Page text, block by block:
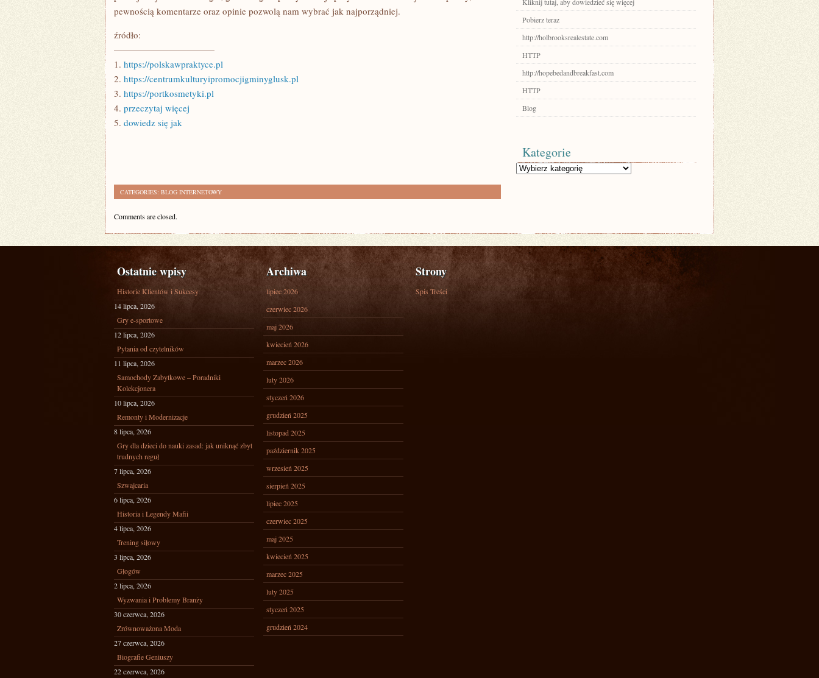
pewnością komentarze oraz opinie pozwolą nam wybrać jak najporządniej.
źródło:
———————————
1. https://polskawpraktyce.pl
2. https://centrumkulturyipromocjigminyglusk.pl
3. https://portkosmetyki.pl
4. przeczytaj więcej
5. dowiedz się jak
CATEGORIES: BLOG INTERNETOWY
Comments are closed.
Pobierz teraz
http://holbrooksrealestate.com
HTTP
http://hopebedandbreakfast.com
HTTP
Blog
Kategorie
Kategorie
Ostatnie wpisy
Historie Klientów i Sukcesy
14 lipca, 2026
Gry e-sportowe
12 lipca, 2026
Pytania od czytelników
11 lipca, 2026
Samochody Zabytkowe – Poradniki
Kolekcjonera
10 lipca, 2026
Remonty i Modernizacje
8 lipca, 2026
Gry dla dzieci do nauki zasad: jak uniknąć zbyt
trudnych reguł
7 lipca, 2026
Szwajcaria
6 lipca, 2026
Historia i Legendy Mafii
4 lipca, 2026
Trening siłowy
3 lipca, 2026
Głogów
2 lipca, 2026
Wyzwania i Problemy Branży
30 czerwca, 2026
Zrównoważona Moda
27 czerwca, 2026
Biografie Geniuszy
22 czerwca, 2026
Archiwa
lipiec 2026
czerwiec 2026
maj 2026
kwiecień 2026
marzec 2026
luty 2026
styczeń 2026
grudzień 2025
listopad 2025
październik 2025
wrzesień 2025
sierpień 2025
lipiec 2025
czerwiec 2025
maj 2025
kwiecień 2025
marzec 2025
luty 2025
styczeń 2025
grudzień 2024
Strony
Spis Treści